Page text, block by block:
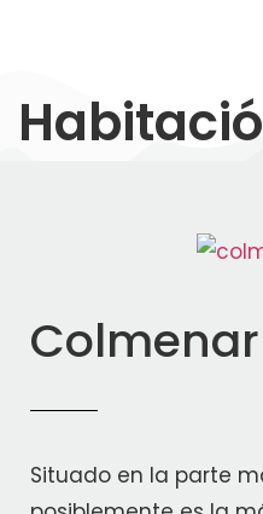
Colmenar
Situado en la parte